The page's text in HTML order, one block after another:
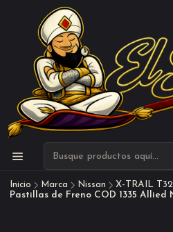
Inicio Marca Nissan
X-TRAIL
Pastillas de Freno COD 1335 Allied